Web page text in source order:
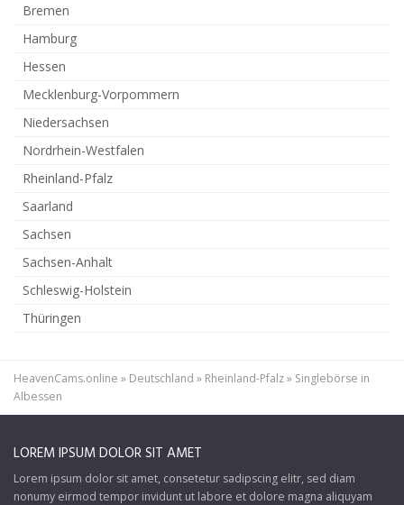
Bremen
Hamburg
Hessen
Mecklenburg-Vorpommern
Niedersachsen
Nordrhein-Westfalen
Rheinland-Pfalz
Saarland
Sachsen
Sachsen-Anhalt
Schleswig-Holstein
Thüringen
HeavenCams.online » Deutschland » Rheinland-Pfalz» Singlebörse in
Albessen
LOREM IPSUM DOLOR SIT AMET
Lorem ipsum dolor sit amet, consetetur sadipscing elitr, sed diam
nonumy eirmod tempor invidunt ut labore et dolore magna aliquyam